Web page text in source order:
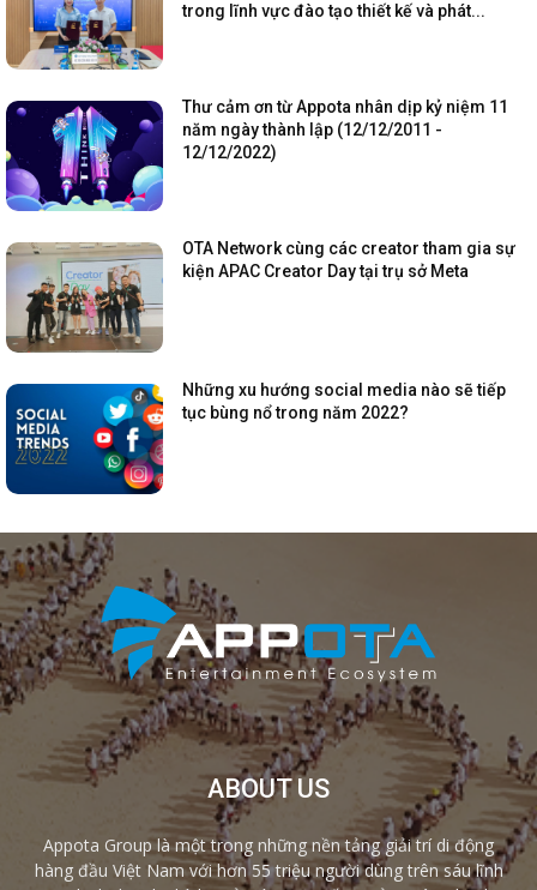
trong lĩnh vực đào tạo thiết kế và phát...
Thư cảm ơn từ Appota nhân dịp kỷ niệm 11
năm ngày thành lập (12/12/2011 -
12/12/2022)
OTA Network cùng các creator tham gia sự
kiện APAC Creator Day tại trụ sở Meta
Những xu hướng social media nào sẽ tiếp
tục bùng nổ trong năm 2022?
ABOUT US
Appota Group là một trong những nền tảng giải trí di động
hàng đầu Việt Nam với hơn 55 triệu người dùng trên sáu lĩnh